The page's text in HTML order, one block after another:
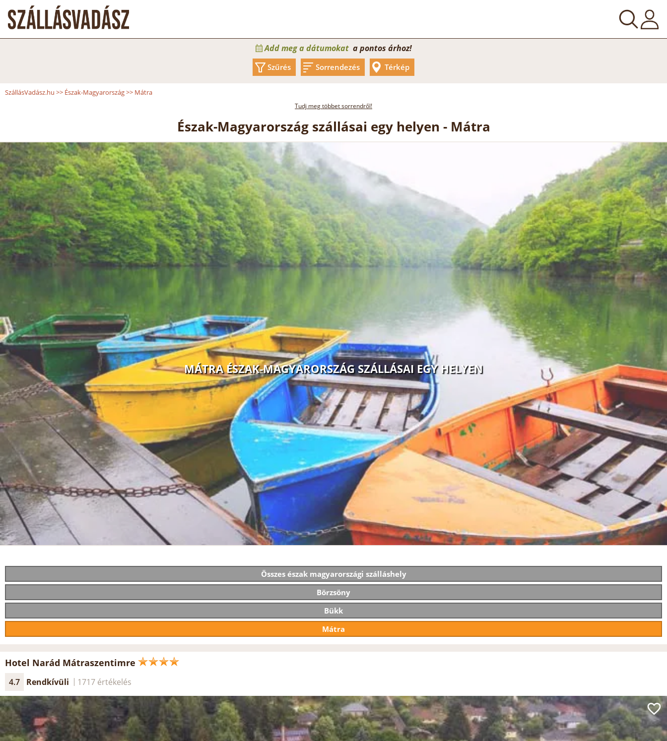
Add meg a dátumokat a pontos árhoz!
Szűrés Sorrendezés Térkép
SzállásVadász.hu >> Észak-Magyarország>> Mátra
Tudj meg többet sorrendről!
Észak-Magyarország szállásai egy helyen - Mátra
MÁTRA ÉSZAK-MAGYARORSZÁG SZÁLLÁSAI EGY HELYEN
Összes észak magyarországi szálláshely
Börzsöny
Bükk
Mátra
Hotel Narád Mátraszentimre
4.7 Rendkívüli 1717 értékelés